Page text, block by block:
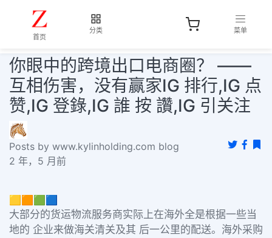
首页
分类 菜单
你眼中的跨境出口电商圈？ ——
互相伤害，没有赢家IG 排行,IG 点
赞,IG 登錄,IG 誰 按 讚,IG 引关注
Posts by www.kylinholding.com blog
2 年，5 月前
🟨🟧🟩🟦
大部分的货运物流服务商实际上在海外全是根据一些当
地的 企业来做海关清关及其 后一公里的配送。海外采购